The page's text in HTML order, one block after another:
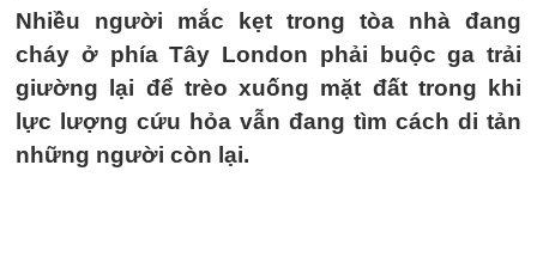
Nhiều người mắc kẹt trong tòa nhà đang
cháy ở phía Tây London phải buộc ga trải
giường lại để trèo xuống mặt đất trong khi
lực lượng cứu hỏa vẫn đang tìm cách di tản
những người còn lại.